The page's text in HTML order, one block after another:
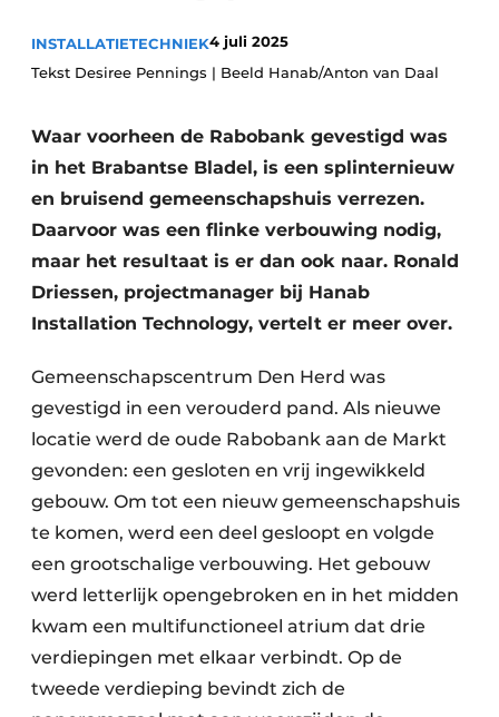
Vacature aanmelden
Vacatures
INSTALLATIETECHNIEK4 juli 2025
Tekst Desiree Pennings | Beeld Hanab/Anton van Daal
Waar voorheen de Rabobank gevestigd was
in het Brabantse Bladel, is een splinternieuw
en bruisend gemeenschapshuis verrezen.
Daarvoor was een flinke verbouwing nodig,
maar het resultaat is er dan ook naar. Ronald
Driessen, projectmanager bij Hanab
Installation Technology, vertelt er meer over.
Gemeenschapscentrum Den Herd was
gevestigd in een verouderd pand. Als nieuwe
locatie werd de oude Rabobank aan de Markt
gevonden: een gesloten en vrij ingewikkeld
gebouw. Om tot een nieuw gemeenschapshuis
te komen, werd een deel gesloopt en volgde
een grootschalige verbouwing. Het gebouw
werd letterlijk opengebroken en in het midden
kwam een multifunctioneel atrium dat drie
verdiepingen met elkaar verbindt. Op de
tweede verdieping bevindt zich de